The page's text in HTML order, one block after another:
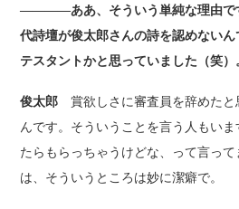
――――ああ、そういう単純な理由で
代詩壇が俊太郎さんの詩を認めない
テスタントかと思っていました（笑）。
俊太郎 賞欲しさに審査員を辞めた
んです。そういうことを言う人もい
たらもらっちゃうけどな、って言っ
は、そういうところは妙に潔癖で。